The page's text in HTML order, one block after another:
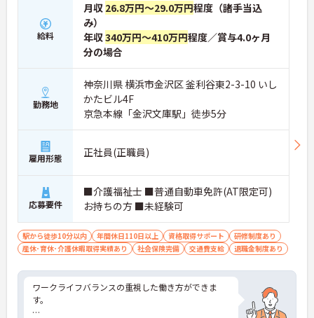
給料
月収 26.8万円～29.0万円程度（諸手当込
み）
年収340万円～410万円程度／賞与4.0ヶ月
分の場合
勤務地
神奈川県 横浜市金沢区 釜利谷東2-3-10 いし
かたビル4F
京急本線「金沢文庫駅」徒歩5分
雇用形態 正社員(正職員)
応募要件
■介護福祉士 ■普通自動車免許(AT限定可)
お持ちの方 ■未経験可
駅から徒歩10分以内 年間休日110日以上 資格取得サポート
研修制度あり
産休･育休･介護休暇取得実績あり
社会保険完備 交通費支給 退職金制度あり
ワークライフバランスの重視した働き方ができま
す。